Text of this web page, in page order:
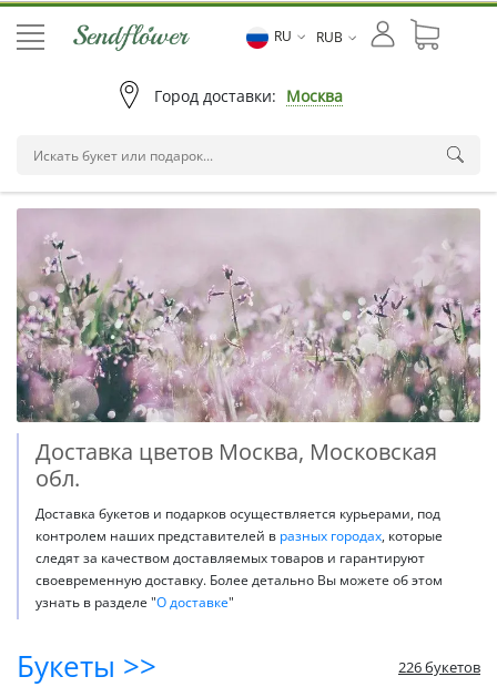
RU RUB
Город доставки: Москва
Доставка цветов Москва, Московская
обл.
Доставка букетов и подарков осуществляется курьерами, под
контролем наших представителей в разных городах, которые
следят за качеством доставляемых товаров и гарантируют
своевременную доставку. Более детально Вы можете об этом
узнать в разделе "О доставке"
Букеты >> 226 букетов